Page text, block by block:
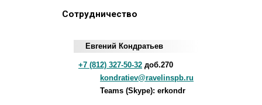
Сотрудничество
Евгений Кондратьев
+7 (812) 327-50-32 доб.270
kondratiev@ravelinspb.ru
Teams (Skype): erkondr